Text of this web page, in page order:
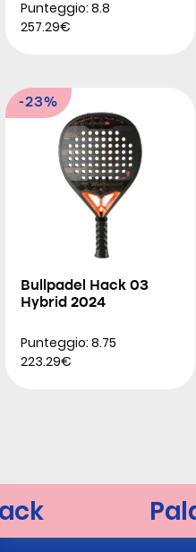
Punteggio: 8.8
257.29€
-23%
Bullpadel Hack 03
Hybrid 2024
Punteggio: 8.75
223.29€